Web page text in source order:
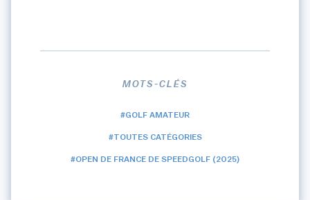
MOTS-CLÉS
#GOLF AMATEUR
#TOUTES CATÉGORIES
#OPEN DE FRANCE DE SPEEDGOLF (2025)